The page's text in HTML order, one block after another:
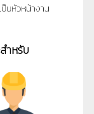
นหัวหน้างาน
ำหรับ